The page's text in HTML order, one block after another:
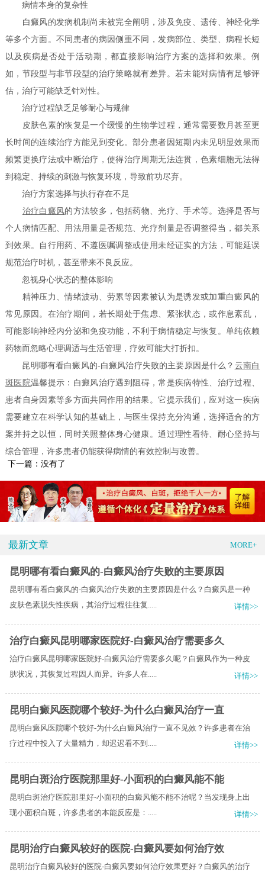
病情本身的复杂性
白癜风的发病机制尚未被完全阐明，涉及免疫、遗传、神经化学
等多个方面。不同患者的病因侧重不同，发病部位、类型、病程长短
以及疾病是否处于活动期，都直接影响治疗方案的选择和效果。例
如，节段型与非节段型的治疗策略就有差异。若未能对病情有足够评
估，治疗可能缺乏针对性。
治疗过程缺乏足够耐心与规律
皮肤色素的恢复是一个缓慢的生物学过程，通常需要数月甚至更
长时间的连续治疗方能见到变化。部分患者因短期内未见明显效果而
频繁更换疗法或中断治疗，使得治疗周期无法连贯，色素细胞无法得
到稳定、持续的刺激与恢复环境，导致前功尽弃。
治疗方案选择与执行存在不足
治疗白癜风的方法较多，包括药物、光疗、手术等。选择是否与
个人病情匹配、用法用量是否规范、光疗剂量是否调整得当，都关系
到效果。自行用药、不遵医嘱调整或使用未经证实的方法，可能延误
规范治疗时机，甚至带来不良反应。
忽视身心状态的整体影响
精神压力、情绪波动、劳累等因素被认为是诱发或加重白癜风的
常见原因。在治疗期间，若长期处于焦虑、紧张状态，或作息紊乱，
可能影响神经内分泌和免疫功能，不利于病情稳定与恢复。单纯依赖
药物而忽略心理调适与生活管理，疗效可能大打折扣。
昆明哪有看白癜风的-白癜风治疗失败的主要原因是什么？ 云南白
斑医院温馨提示：白癜风治疗遇到阻碍，常是疾病特性、治疗过程、
患者自身因素等多方面共同作用的结果。它提示我们，应对这一疾病
需要建立在科学认知的基础上，与医生保持充分沟通，选择适合的方
案并持之以恒，同时关照整体身心健康。通过理性看待、耐心坚持与
综合管理，许多患者仍能获得病情的有效控制与改善。
下一篇：没有了
最新文章 MORE+
昆明哪有看白癜风的-白癜风治疗失败的主要原因
昆明哪有看白癜风的-白癜风治疗失败的主要原因是什么？白癜风是一种
皮肤色素脱失性疾病，其治疗过程往往复.....
详情>>
治疗白癜风昆明哪家医院好-白癜风治疗需要多久
治疗白癜风昆明哪家医院好-白癜风治疗需要多久呢？白癜风作为一种皮
肤状况，其恢复过程因人而异。许多人在.....
详情>>
昆明白癜风医院哪个较好-为什么白癜风治疗一直
昆明白癜风医院哪个较好-为什么白癜风治疗一直不见效？许多患者在治
疗过程中投入了大量精力，却迟迟看不到.....
详情>>
昆明白斑治疗医院那里好-小面积的白癜风能不能
昆明白斑治疗医院那里好-小面积的白癜风能不能不治呢？当发现身上出
现小面积白斑，许多患者的本能反应是：.....
详情>>
昆明治疗白癜风较好的医院-白癜风要如何治疗效
昆明治疗白癜风较好的医院-白癜风要如何治疗效果更好？白癜风的治疗